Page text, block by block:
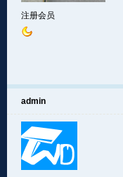
注册会员
admin